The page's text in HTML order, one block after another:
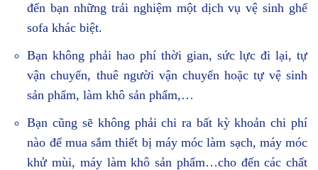
đến bạn những trải nghiệm một dịch vụ vệ sinh ghế
sofa khác biệt.
Bạn không phải hao phí thời gian, sức lực đi lại, tự
vận chuyển, thuê người vận chuyển hoặc tự vệ sinh
sản phẩm, làm khô sản phẩm,…
Bạn cũng sẽ không phải chi ra bất kỳ khoản chi phí
nào để mua sắm thiết bị máy móc làm sạch, máy móc
khử mùi, máy làm khô sản phẩm…cho đến các chất